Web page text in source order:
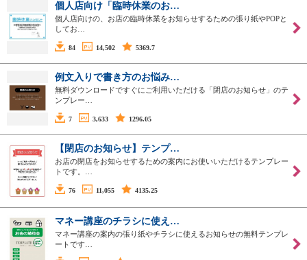
個人店向け「臨時休業のお…
個人店向けの、お店の臨時休業をお知らせするための張り紙やPOPと
してお…
84 14,502 5369.7
例文入りで書き方のお悩み…
無料ダウンロードですぐにご利用いただける「閉店のお知らせ」のテ
ンプレー…
7 3,633 1296.05
【閉店のお知らせ】テンプ…
お店の閉店をお知らせするための案内にお使いいただけるテンプレー
トです。…
76 11,055 4135.25
マネー講座のチラシに使え…
マネー講座の案内の張り紙やチラシに使えるお知らせの無料テンプレ
ートです…